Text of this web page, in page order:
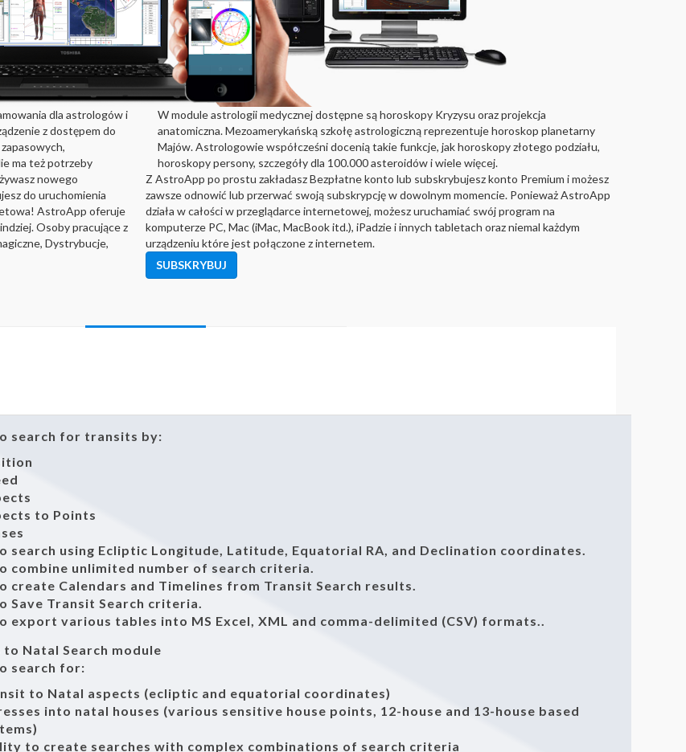
dla astrologów i
z dostępem do
ma też potrzeby
nowego
do uruchomienia
AstroApp oferuje
Osoby pracujące z
Dystrybucje,
W module astrologii medycznej dostępne są horoskopy Kryzysu oraz projekcja
anatomiczna. Mezoamerykańską szkołę astrologiczną reprezentuje horoskop planetarny
Majów. Astrologowie współcześni docenią takie funkcje, jak horoskopy złotego podziału,
horoskopy persony, szczegóły dla 100.000 asteroidów i wiele więcej.
Z AstroApp po prostu zakładasz Bezpłatne konto lub subskrybujesz konto Premium i możesz
zawsze odnowić lub przerwać swoją subskrypcję w dowolnym momencie. Ponieważ AstroApp
działa w całości w przeglądarce internetowej, możesz uruchamiać swój program na
komputerze PC, Mac (iMac, MacBook itd.), iPadzie i innych tabletach oraz niemal każdym
urządzeniu które jest połączone z internetem.
SUBSKRYBUJ
search for transits by:
to Points
search using Ecliptic Longitude, Latitude, Equatorial RA, and Declination coordinates.
combine unlimited number of search criteria.
create Calendars and Timelines from Transit Search results.
Save Transit Search criteria.
export various tables into MS Excel, XML and comma-delimited (CSV) formats..
Natal Search module
search for:
to Natal aspects (ecliptic and equatorial coordinates)
into natal houses (various sensitive house points, 12-house and 13-house based
to create searches with complex combinations of search criteria